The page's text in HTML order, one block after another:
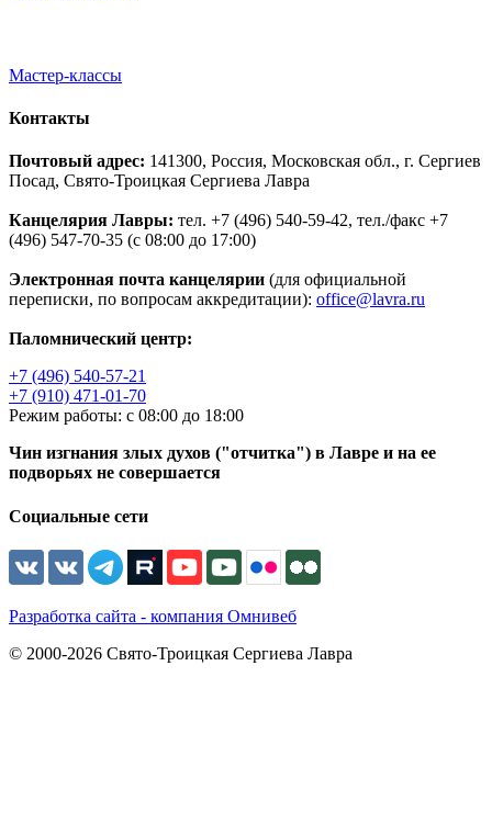
Мастер-классы
Контакты
Почтовый адрес: 141300, Россия, Московская обл., г. Сергиев
Посад, Свято-Троицкая Сергиева Лавра
Канцелярия Лавры: тел. +7 (496) 540-59-42, тел./факс +7
(496) 547-70-35 (с 08:00 до 17:00)
Электронная почта канцелярии (для официальной
переписки, по вопросам аккредитации): office@lavra.ru
Паломнический центр:
+7 (496) 540-57-21
+7 (910) 471-01-70
Режим работы: с 08:00 до 18:00
Чин изгнания злых духов ("отчитка") в Лавре и на ее
подворьях не совершается
Социальные сети
Разработка сайта - компания Омнивеб
© 2000-2026 Свято-Троицкая Сергиева Лавра